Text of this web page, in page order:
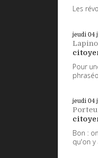
Les
jeudi 04
Pour
jeudi 04
Bon :
qu'on y